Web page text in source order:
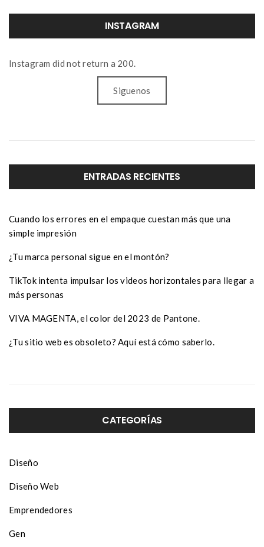
INSTAGRAM
Instagram did not return a 200.
Siguenos
ENTRADAS RECIENTES
Cuando los errores en el empaque cuestan más que una
simple impresión
¿Tu marca personal sigue en el montón?
TikTok intenta impulsar los videos horizontales para llegar a
más personas
VIVA MAGENTA, el color del 2023 de Pantone.
¿Tu sitio web es obsoleto? Aquí está cómo saberlo.
CATEGORÍAS
Diseño
Diseño Web
Emprendedores
Gen